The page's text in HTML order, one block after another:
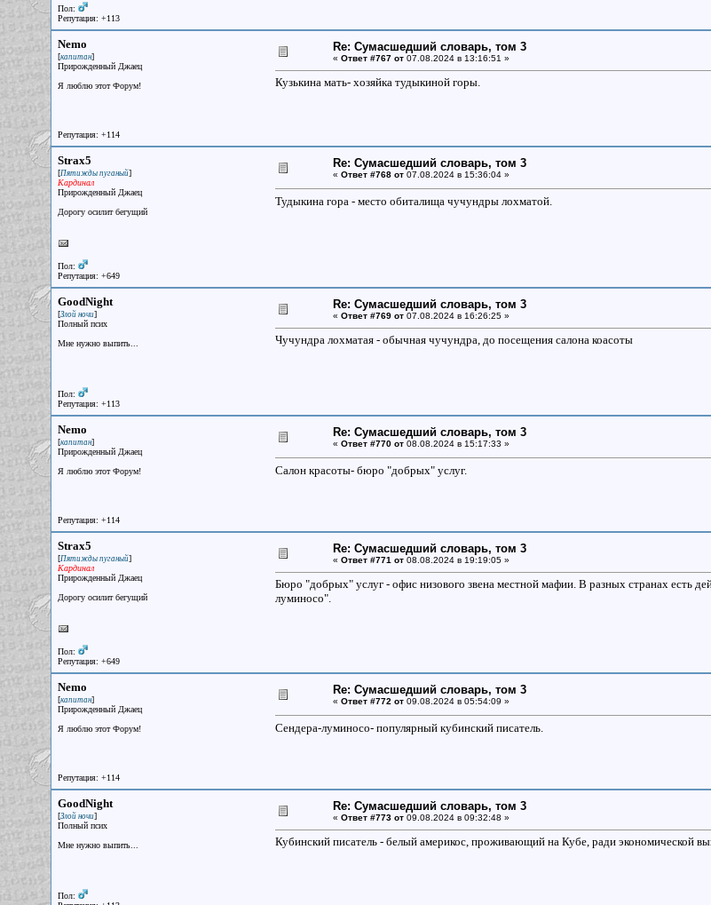
Пол:
Репутация: +113
Nemo
[капитан]
Прирожденный Джаец
Я люблю этот Форум!
Репутация: +114
Re: Сумасшедший словарь, том 3
« Ответ #767 от 07.08.2024 в 13:16:51 »
Кузькина мать- хозяйка тудыкиной горы.
Strax5
[Пятижды пуганый]
Кардинал
Прирожденный Джаец
Дорогу осилит бегущий
Пол:
Репутация: +649
Re: Сумасшедший словарь, том 3
« Ответ #768 от 07.08.2024 в 15:36:04 »
Тудыкина гора - место обиталища чучундры лохматой.
GoodNight
[Злой ночи]
Полный псих
Мне нужно выпить...
Пол:
Репутация: +113
Re: Сумасшедший словарь, том 3
« Ответ #769 от 07.08.2024 в 16:26:25 »
Чучундра лохматая - обычная чучундра, до посещения салона коасоты
Nemo
[капитан]
Прирожденный Джаец
Я люблю этот Форум!
Репутация: +114
Re: Сумасшедший словарь, том 3
« Ответ #770 от 08.08.2024 в 15:17:33 »
Салон красоты- бюро "добрых" услуг.
Strax5
[Пятижды пуганый]
Кардинал
Прирожденный Джаец
Дорогу осилит бегущий
Пол:
Репутация: +649
Re: Сумасшедший словарь, том 3
« Ответ #771 от 08.08.2024 в 19:19:05 »
Бюро "добрых" услуг - офис низового звена местной мафии. В разных странах есть
луминосо".
Nemo
[капитан]
Прирожденный Джаец
Я люблю этот Форум!
Репутация: +114
Re: Сумасшедший словарь, том 3
« Ответ #772 от 09.08.2024 в 05:54:09 »
Сендера-луминосо- популярный кубинский писатель.
GoodNight
[Злой ночи]
Полный псих
Мне нужно выпить...
Пол:
Re: Сумасшедший словарь, том 3
« Ответ #773 от 09.08.2024 в 09:32:48 »
Кубинский писатель - белый америкос, проживающий на Кубе, ради экономической